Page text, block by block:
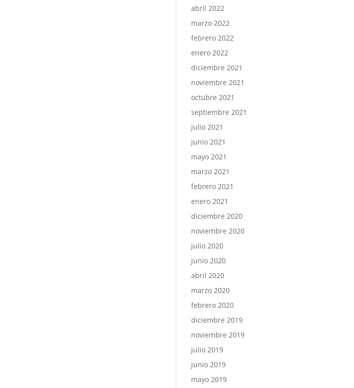
abril 2022
marzo 2022
febrero 2022
enero 2022
diciembre 2021
noviembre 2021
octubre 2021
septiembre 2021
julio 2021
junio 2021
mayo 2021
marzo 2021
febrero 2021
enero 2021
diciembre 2020
noviembre 2020
julio 2020
junio 2020
abril 2020
marzo 2020
febrero 2020
diciembre 2019
noviembre 2019
julio 2019
junio 2019
mayo 2019